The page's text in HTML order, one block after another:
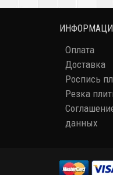
Оплата
Доставка
Роспись
Резка
данных